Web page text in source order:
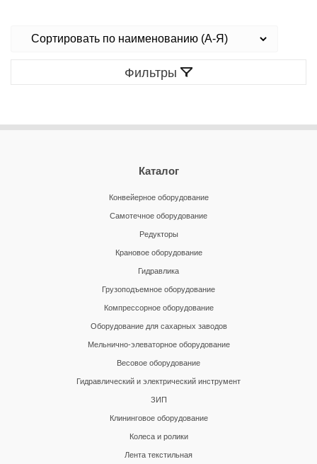
Фильтры
Каталог
Конвейерное оборудование
Самотечное оборудование
Редукторы
Крановое оборудование
Гидравлика
Грузоподъемное оборудование
Компрессорное оборудование
Оборудование для сахарных заводов
Мельнично-элеваторное оборудование
Весовое оборудование
Гидравлический и электрический инструмент
ЗИП
Клининговое оборудование
Колеса и ролики
Лента текстильная